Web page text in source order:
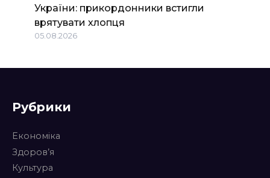
України: прикордонники встигли
врятувати хлопця
05.08.2026
Рубрики
Економіка
Здоров’я
Культура